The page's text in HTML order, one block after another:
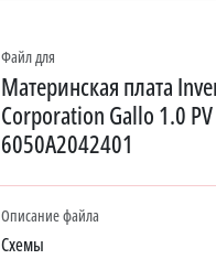
Файл для
Материнская плата
Corporation Gallo 1.0 PV
6050A2042401
Описание файла
Схемы